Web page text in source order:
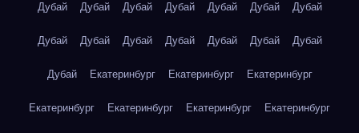
Дубай Дубай Дубай Дубай Дубай Дубай Дубай
Дубай Дубай Дубай Дубай Дубай Дубай Дубай
Дубай Екатеринбург Екатеринбург Екатеринбург
Екатеринбург Екатеринбург Екатеринбург Екатеринбург